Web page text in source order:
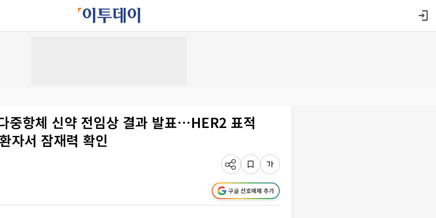
중항체 신약 전임상 결과 발표⋯HER2 표적
자서 잠재력 확인
구글 선호매체 추가